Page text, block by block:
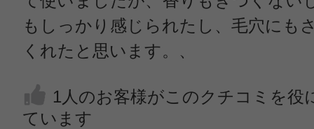
もしっかり感じられたし、毛穴にも
くれたと思います。、
1人のお客様がこのクチコミを役
ています